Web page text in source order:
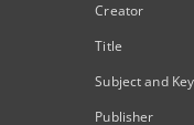
Creator
Title
Subject and
Publisher